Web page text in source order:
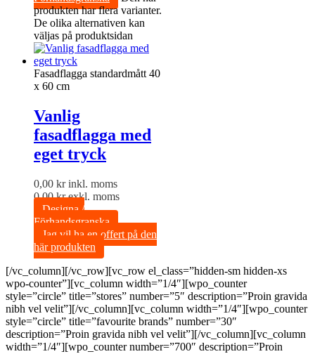
produkten har flera varianter.
De olika alternativen kan
väljas på produktsidan
Fasadflagga standardmått 40
x 60 cm
Vanlig
fasadflagga med
eget tryck
0,00 krinkl. moms
0,00krexkl. moms
Designa /
Förhandsgranska
Jag vil ha en offert på den
här produkten
[/vc_column][/vc_row][vc_row el_class=”hidden-sm hidden-xs
wpo-counter”][vc_column width=”1/4″][wpo_counter
style=”circle” title=”stores” number=”5″ description=”Proin gravida
nibh vel velit”][/vc_column][vc_column width=”1/4″][wpo_counter
style=”circle” title=”favourite brands” number=”30″
description=”Proin gravida nibh vel velit”][/vc_column][vc_column
width=”1/4″][wpo_counter number=”700″ description=”Proin